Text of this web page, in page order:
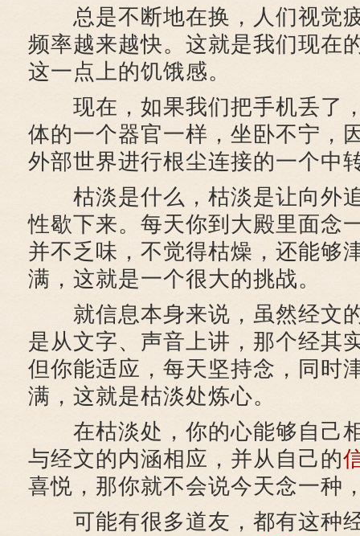
总是不断地在换，人们视觉
频率越来越快。这就是我们现在
这一点上的饥饿感。
现在，如果我们把手机丢了
体的一个器官一样，坐卧不宁，
外部世界进行根尘连接的一个中
枯淡是什么，枯淡是让向外
性歇下来。每天你到大殿里面念
并不乏味，不觉得枯燥，还能够
满，这就是一个很大的挑战。
就信息本身来说，虽然经文
是从文字、声音上讲，那个经其
但你能适应，每天坚持念，同时
满，这就是枯淡处炼心。
在枯淡处，你的心能够自己
与经文的内涵相应，并从自己的
喜悦，那你就不会说今天念一种
可能有很多道友，都有这种